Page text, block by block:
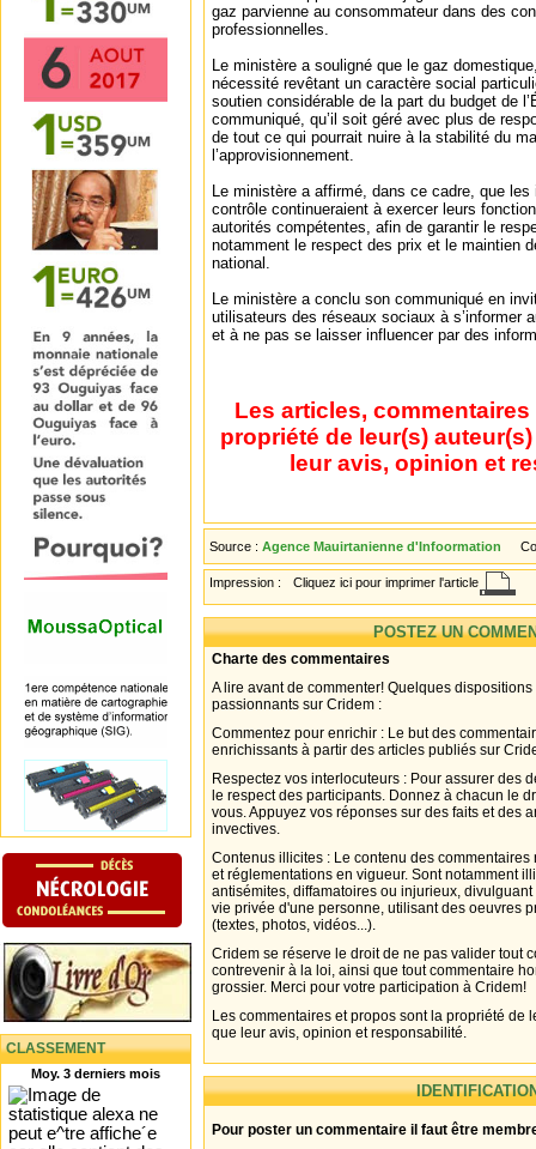
CLASSEMENT
Moy. 3 derniers mois
gaz parvienne au consommateur dans des
professionnelles.
Le ministère a souligné que le gaz
nécessité revêtant un caractère social
soutien considérable de la part du budget de
communiqué, qu’il soit géré avec plus de
de tout ce qui pourrait nuire à la stabilité du
l’approvisionnement.
Le ministère a affirmé, dans ce cadre, que
contrôle continueraient à exercer leurs
autorités compétentes, afin de garantir le
notamment le respect des prix et le maintien
national.
Le ministère a conclu son communiqué en
utilisateurs des réseaux sociaux à s’informer
et à ne pas se laisser influencer par des
Les articles,
propriété de leur(s)
leur avis, opinion et
Source : Agence Mauirtanienne d'Infoormation
Impression : Cliquez ici pour imprimer l'article
POSTEZ UN
Charte des commentaires
A lire avant de commenter! Quelques
passionnants sur Cridem :
Commentez pour enrichir : Le but des
enrichissants à partir des articles publiés sur
Respectez vos interlocuteurs : Pour assurer des
le respect des participants. Donnez à chacun le
vous. Appuyez vos réponses sur des faits et des
invectives.
Contenus illicites : Le contenu des
et réglementations en vigueur. Sont notamment
antisémites, diffamatoires ou injurieux,
vie privée d'une personne, utilisant des oeuvres
(textes, photos, vidéos...).
Cridem se réserve le droit de ne pas valider tout
contrevenir à la loi, ainsi que tout commentaire
grossier. Merci pour votre participation à Cridem!
Les commentaires et propos sont la propriété de
que leur avis, opinion et responsabilité.
Pour poster un commentaire il faut être